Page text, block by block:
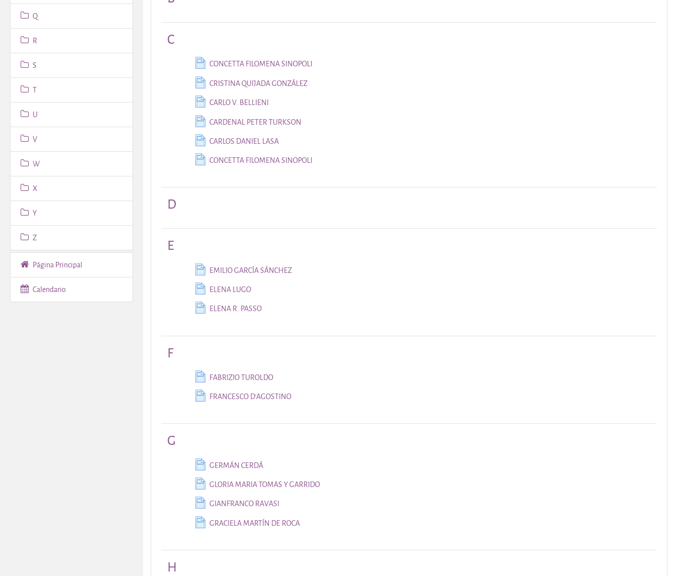
C
CONCETTA FILOMENA SINOPOLI
CRISTINA QUIJADA GONZÁLEZPágina
CARLO V. BELLIENI
CARDENAL PETER TURKSON
CARLOS DANIEL LASA
CONCETTA FILOMENA SINOPOLI
D
E
EMILIO GARCÍA SÁNCHEZPágina
ELENA LUGOPágina
ELENA R. PASSOPágina
F
FABRIZIO TUROLDOPágina
FRANCESCO D'AGOSTINOPágina
G
GERMÁN CERDÁ
GLORIA MARIA TOMAS Y GARRIDOPágina
GIANFRANCO RAVASI
GRACIELA MARTÍN DE ROCA
H
Q
R
S
T
U
V
W
X
Y
Z
Página Principal
Calendario